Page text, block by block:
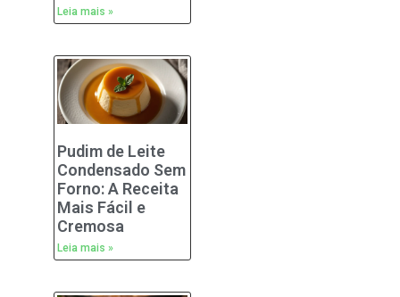
Leia mais »
Pudim de Leite
Condensado Sem
Forno: A Receita
Mais Fácil e
Cremosa
Leia mais »